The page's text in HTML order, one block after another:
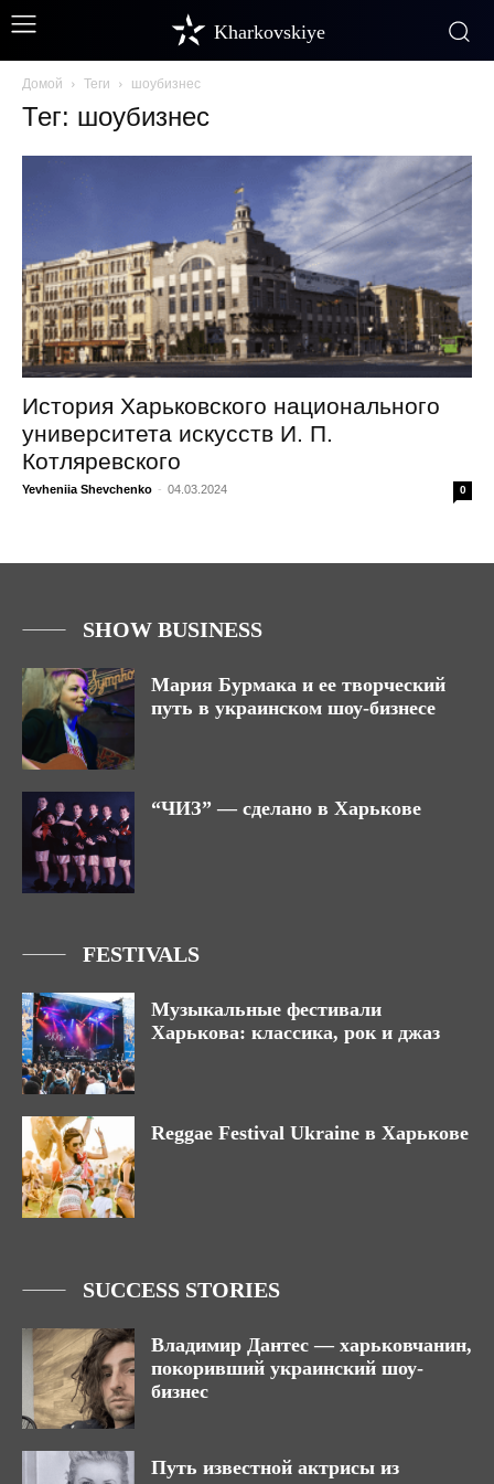
Kharkovskiye
Домой Теги шоубизнес
Тег: шоубизнес
История Харьковского национального
университета искусств И. П.
Котляревского
Yevheniia Shevchenko - 04.03.2024 0
SHOW BUSINESS
Мария Бурмака и ее творческий
путь в украинском шоу-бизнесе
“ЧИЗ” — сделано в Харькове
FESTIVALS
Музыкальные фестивали
Харькова: классика, рок и джаз
Reggae Festival Ukraine в Харькове
SUCCESS STORIES
Владимир Дантес ― харьковчанин,
покоривший украинский шоу-
бизнес
Путь известной актрисы из